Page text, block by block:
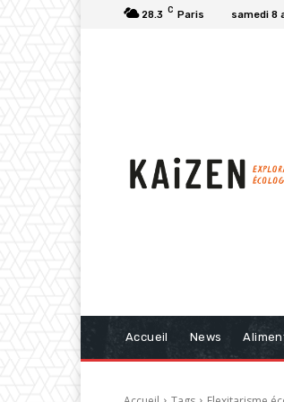
28.3 C Paris samedi 8
Accueil News